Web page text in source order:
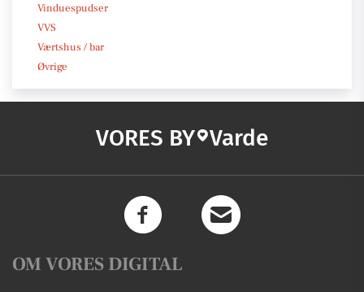
Vinduespudser
VVS
Værtshus / bar
Øvrige
VORES BY Varde
OM VORES DIGITAL